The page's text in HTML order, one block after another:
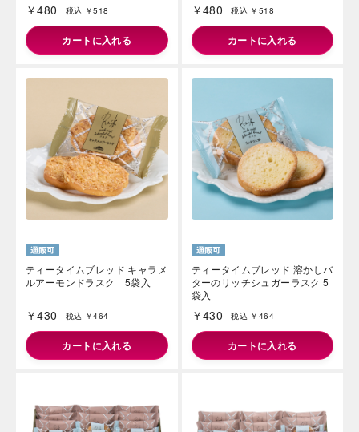
￥480 税込 ￥518
カートに入れる
￥480 税込 ￥518
カートに入れる
ティータイムブレッド キャラメ
ルアーモンドラスク 5袋入
￥430 税込 ￥464
カートに入れる
ティータイムブレッド 溶かしバ
ターのリッチシュガーラスク 5
袋入
￥430 税込 ￥464
カートに入れる